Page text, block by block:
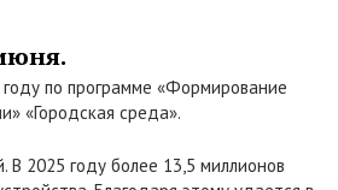
по программе «Формирование
«Городская среда».
2025 году более 13,5 миллионов